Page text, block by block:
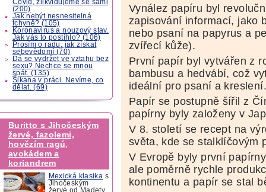
Covid, zlikvidujeme se sami
(200)
Jak nebýt nesnesitelná
tchyně? (105)
Koronavirus a nouzový stav.
Jak vás to postihlo? (106)
Prosím o radu, jak získat
sebevědomí (70)
Dá se vydržet ve vztahu bez
sexu? Nechce se mnou
spát. (135)
Šikana v práci. Nevíme, co
dělat. (69)
Buritto s Jihočeským
žervé, fazolemi,
hovězím ragú,
avokádem a
koriandrem
Mexická klasika s
Jihočeským
žervé od Madety.
Vynález papíru byl
zapisování informací, jako
nebo psaní na papyrus a
zvířecí kůže).
První papír byl vytvářen z
bambusu a hedvábí, což
ideální pro psaní a kreslení.
Papír se postupně šířil z
papírny byly založeny v
V 8. století se recept na
světa, kde se stalklíčovým
V Evropě byly první
ale poměrně rychle
kontinentu a papír se stal